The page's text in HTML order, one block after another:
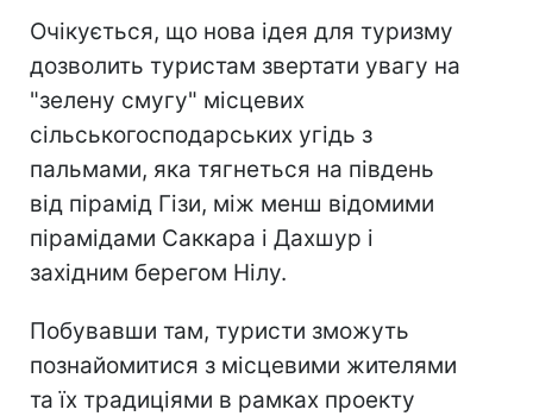
Очікується, що нова ідея для туризму
дозволить туристам звертати увагу на
"зелену смугу" місцевих
сільськогосподарських угідь з
пальмами, яка тягнеться на південь
від пірамід Гізи, між менш відомими
пірамідами Саккара і Дахшур і
західним берегом Нілу.
Побувавши там, туристи зможуть
познайомитися з місцевими жителями
та їх традиціями в рамках проекту